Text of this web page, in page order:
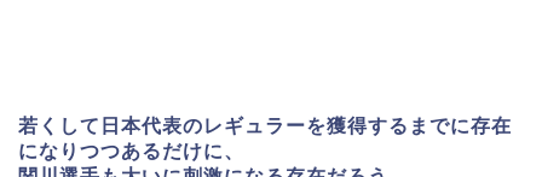
若くして日本代表のレギュラーを獲得するまでに存在
になりつつあるだけに、